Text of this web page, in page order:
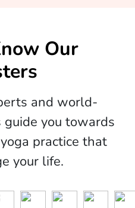
Our
and world-
you towards
practice that
your life.